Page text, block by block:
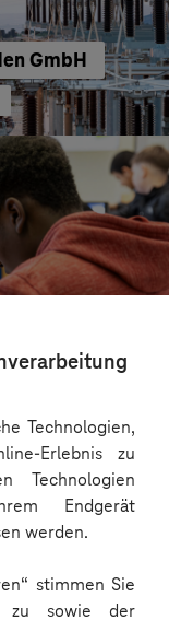
Technologien,
Erlebnis zu
Technologien
Endgerät
werden.
stimmen Sie
zu sowie der
GmbH